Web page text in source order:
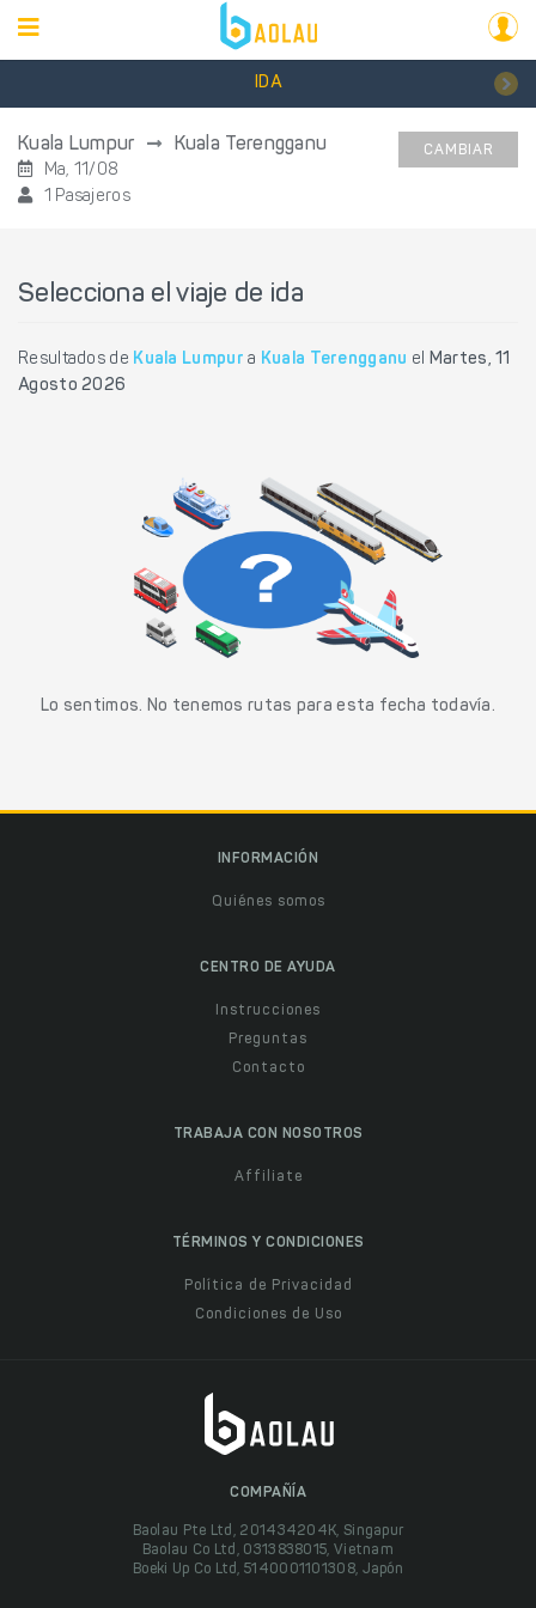
IDA
Kuala Lumpur Kuala Terengganu
Ma, 11/08
1 Pasajeros
CAMBIAR
Selecciona el viaje de ida
Resultados de Kuala Lumpur a Kuala Terengganu el Martes, 11
Agosto 2026
Lo sentimos. No tenemos rutas para esta fecha todavía.
INFORMACIÓN
Quiénes somos
CENTRO DE AYUDA
Instrucciones
Preguntas
Contacto
TRABAJA CON NOSOTROS
Affiliate
TÉRMINOS Y CONDICIONES
Política de Privacidad
Condiciones de Uso
COMPAÑÍA
Baolau Pte Ltd, 201434204K, Singapur
Baolau Co Ltd, 0313838015, Vietnam
Boeki Up Co Ltd, 5140001101308, Japón